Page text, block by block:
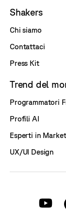
Shakers
Chi siamo
Contattaci
Press Kit
Trend del
Programmatori
Profili AI
Esperti in
UX/UI Design